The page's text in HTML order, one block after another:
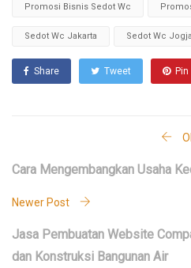
Promosi Bisnis Sedot Wc
Sedot Wc Jakarta Sedot Wc Jogja
Share Tweet Pin
Cara Mengembangkan Usaha
Newer Post
Jasa Pembuatan Website
dan Konstruksi Bangunan Air